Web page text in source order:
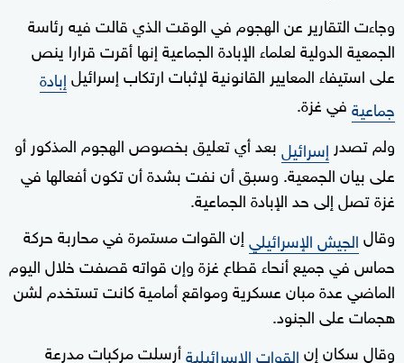
وجاءت التقارير عن الهجوم في الوقت الذي قالت فيه رئاسة
الجمعية الدولية لعلماء الإبادة الجماعية إنها أقرت قرارا ينص
على استيفاء المعايير القانونية لإثبات ارتكاب إسرائيلإبادة
جماعيةفي غزة.
ولم تصدر إسرائيلبعد أي تعليق بخصوص الهجوم المذكور أو
على بيان الجمعية. وسبق أن نفت بشدة أن تكون أفعالها في
غزة تصل إلى حد الإبادة الجماعية.
وقالالجيش الإسرائيليإن القوات مستمرة في محاربة حركة
حماس في جميع أنحاء قطاع غزة وإن قواته قصفت خلال اليوم
الماضي عدة مبان عسكرية ومواقع أمامية كانت تستخدم لشن
هجمات على الجنود.
وقال سكان إنالقوات الإسرائيليةأرسلت مركبات مدرعة